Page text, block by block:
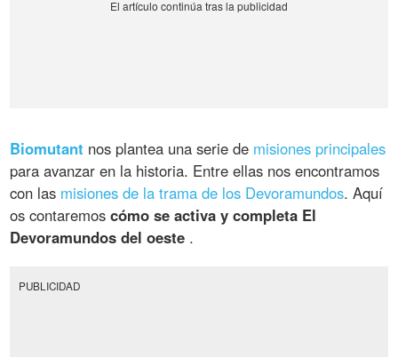
Biomutant nos plantea una serie de misiones principales
para avanzar en la historia. Entre ellas nos encontramos
con las misiones de la trama de los Devoramundos. Aquí
os contaremoscómo se activa y completa El
Devoramundos del oeste .
PUBLICIDAD